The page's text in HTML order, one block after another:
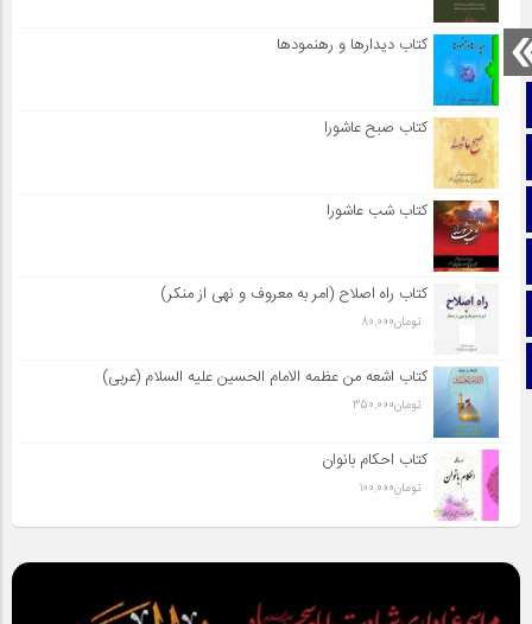
صفحه نخست
تماس با ما
آپارات
اینستاگرام
تلگرام
کتاب دیدارها و رهنمودها
کتاب صبح عاشورا
کتاب شب عاشورا
کتاب راه اصلاح (امر به معروف و نهی از منکر)
تومان80,000
کتاب اشعه من عظمه الامام الحسین علیه السلام (عربی)
تومان350,000
کتاب احکام بانوان
تومان100,000